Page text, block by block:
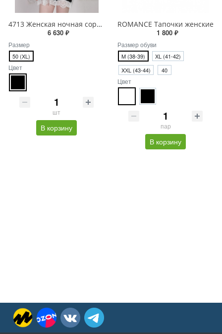
4713 Женская ночная сорочка
6 630 ₽
Размер
50 (XL)
Цвет
шт
В корзину
ROMANCE Тапочки женские
1 800 ₽
Размер обуви
M (38-39)
XL (41-42)
XХL (43-44)
40
Цвет
пар
В корзину